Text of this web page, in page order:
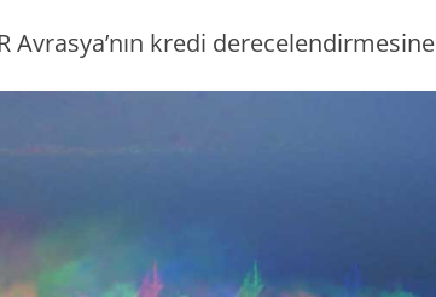
Avrasya’nın kredi